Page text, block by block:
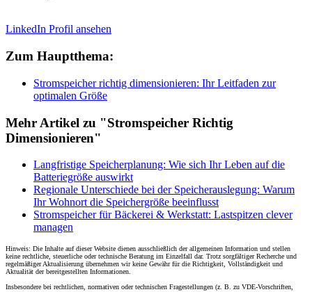
LinkedIn Profil ansehen
Zum Hauptthema:
Stromspeicher richtig dimensionieren: Ihr Leitfaden zur
optimalen Größe
Mehr Artikel zu "Stromspeicher Richtig
Dimensionieren"
Langfristige Speicherplanung: Wie sich Ihr Leben auf die
Batteriegröße auswirkt
Regionale Unterschiede bei der Speicherauslegung: Warum
Ihr Wohnort die Speichergröße beeinflusst
Stromspeicher für Bäckerei & Werkstatt: Lastspitzen clever
managen
Hinweis: Die Inhalte auf dieser Website dienen ausschließlich der allgemeinen Information und stellen
keine rechtliche, steuerliche oder technische Beratung im Einzelfall dar. Trotz sorgfältiger Recherche und
regelmäßiger Aktualisierung übernehmen wir keine Gewähr für die Richtigkeit, Vollständigkeit und
Aktualität der bereitgestellten Informationen.
Insbesondere bei rechtlichen, normativen oder technischen Fragestellungen (z. B. zu VDE-Vorschriften,